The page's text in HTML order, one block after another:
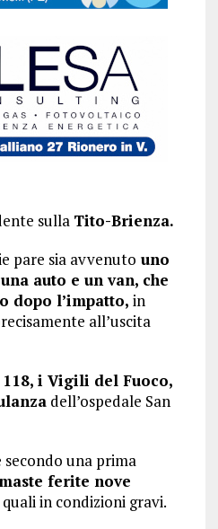
sulla Tito-Brienza.
pare sia avvenuto uno
auto e un van, che
dopo l’impatto, in
all’uscita
i Vigili del Fuoco,
dell’ospedale San
una prima
ferite nove
in condizioni gravi.